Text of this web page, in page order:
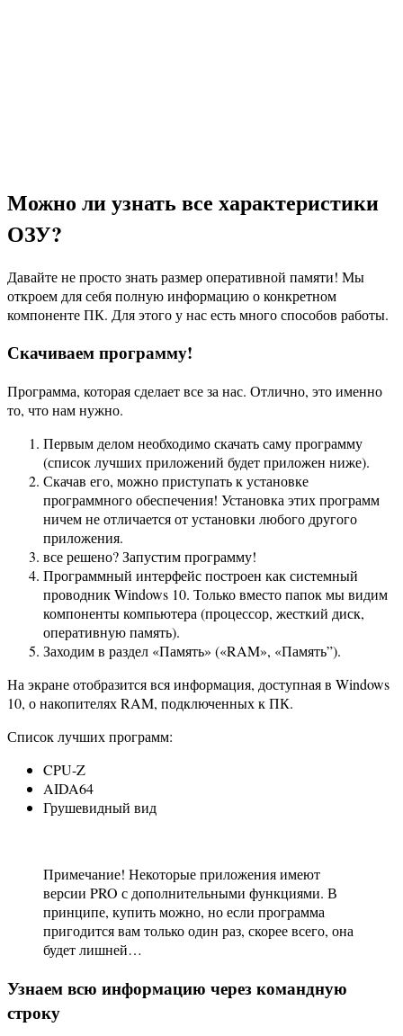
Можно ли узнать все характеристики
ОЗУ?
Давайте не просто знать размер оперативной памяти! Мы
откроем для себя полную информацию о конкретном
компоненте ПК. Для этого у нас есть много способов работы.
Скачиваем программу!
Программа, которая сделает все за нас. Отлично, это именно
то, что нам нужно.
Первым делом необходимо скачать саму программу
(список лучших приложений будет приложен ниже).
Скачав его, можно приступать к установке
программного обеспечения! Установка этих программ
ничем не отличается от установки любого другого
приложения.
все решено? Запустим программу!
Программный интерфейс построен как системный
проводник Windows 10. Только вместо папок мы видим
компоненты компьютера (процессор, жесткий диск,
оперативную память).
Заходим в раздел «Память» («RAM», «Память”).
На экране отобразится вся информация, доступная в Windows
10, о накопителях RAM, подключенных к ПК.
Список лучших программ:
CPU-Z
AIDA64
Грушевидный вид
Примечание! Некоторые приложения имеют
версии PRO с дополнительными функциями. В
принципе, купить можно, но если программа
пригодится вам только один раз, скорее всего, она
будет лишней…
Узнаем всю информацию через командную
строку